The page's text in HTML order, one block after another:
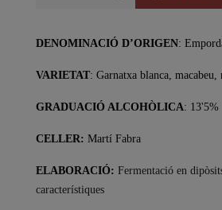
DENOMINACIÓ D’ORIGEN:
VARIETAT: Garnatxa blanca,
GRADUACIÓ ALCOHÒLICA: 13'5%
CELLER: Martí Fabra
ELABORACIÓ: Fermentació en
característiques